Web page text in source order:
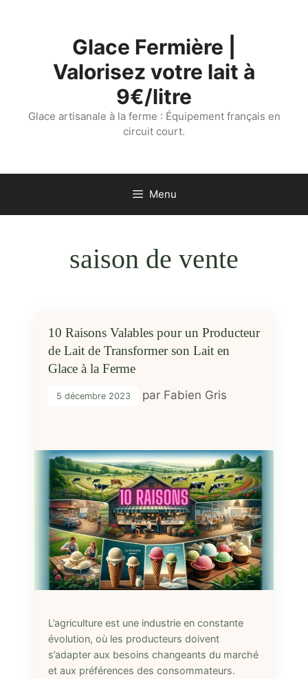
Glace Fermière |
Valorisez votre lait à
9€/litre
Glace artisanale à la ferme : Équipement français en
circuit court.
Menu
saison de vente
10 Raisons Valables pour un Producteur
de Lait de Transformer son Lait en
Glace à la Ferme
5 décembre 2023 par Fabien Gris
L’agriculture est une industrie en constante
évolution, où les producteurs doivent
s’adapter aux besoins changeants du marché
et aux préférences des consommateurs.